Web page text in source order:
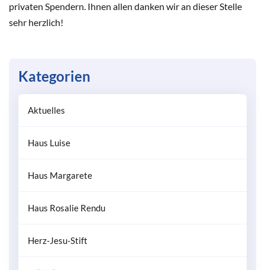
privaten Spendern. Ihnen allen danken wir an dieser Stelle
sehr herzlich!
Kategorien
Aktuelles
Haus Luise
Haus Margarete
Haus Rosalie Rendu
Herz-Jesu-Stift